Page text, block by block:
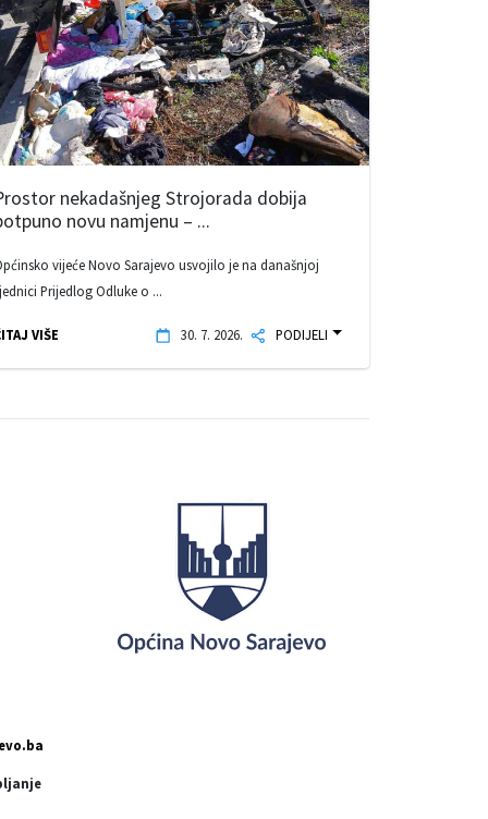
nekadašnjeg Strojorada dobija
novu namjenu – ...
vijeće Novo Sarajevo usvojilo je na današnjoj
Prijedlog Odluke o ...
VIŠE 30. 7. 2026. PODIJELI